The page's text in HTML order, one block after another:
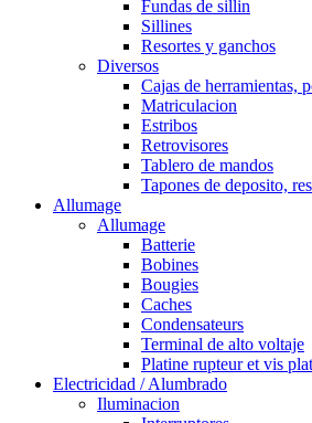
Fundas de sillin
Sillines
Resortes y ganchos
Diversos
Cajas de herramientas,
Matriculacion
Estribos
Retrovisores
Tablero de mandos
Tapones de deposito,
Allumage
Allumage
Batterie
Bobines
Bougies
Caches
Condensateurs
Terminal de alto voltaje
Platine rupteur et vis
Electricidad / Alumbrado
Iluminacion